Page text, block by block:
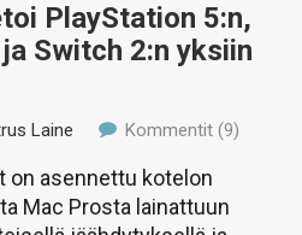
PlayStation 5:n,
Switch 2:n yksiin
Laine Kommentit (9)
on asennettu kotelon
Mac Prosta lainattuun